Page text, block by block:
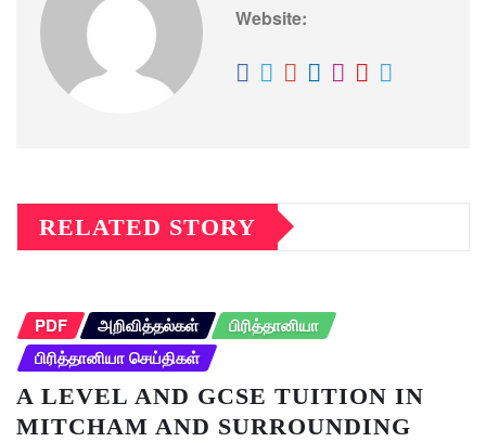
Website:
RELATED STORY
PDF அறிவித்தல்கள்
பிரித்தானியா
பிரித்தானியா செய்திகள்
A LEVEL AND GCSE TUITION IN
MITCHAM AND SURROUNDING